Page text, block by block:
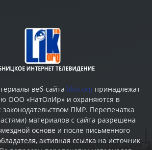
веб-сайта liktv.org принадлежат
ООО «НатОлИр» и охраняются в
законодательством ПМР. Перепечатка
материалов c сайта разрешена
основе и после письменного
активная ссылка на источник